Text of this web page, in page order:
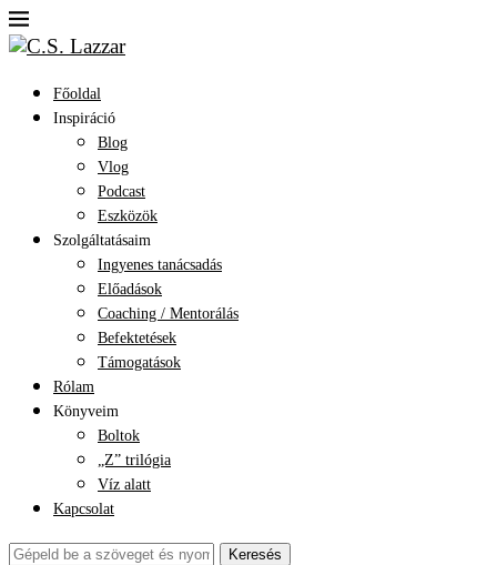
Főoldal
Inspiráció
Blog
Vlog
Podcast
Eszközök
Szolgáltatásaim
Ingyenes tanácsadás
Előadások
Coaching / Mentorálás
Befektetések
Támogatások
Rólam
Könyveim
Boltok
„Z” trilógia
Víz alatt
Kapcsolat
Keresés